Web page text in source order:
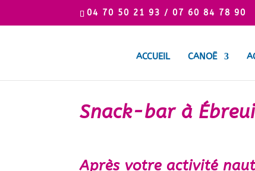
04 70 50 21 93 / 07 60 84 78 90
ACCUEIL CANOË
Snack-bar à
Après votre activité